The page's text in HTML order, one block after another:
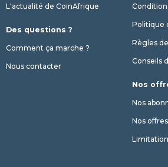
L'actualité de CoinAfrique
Des questions ?
Comment ça marche ?
Nous contacter
Politique
Règles
Conseils
Nos
Nos
Nos